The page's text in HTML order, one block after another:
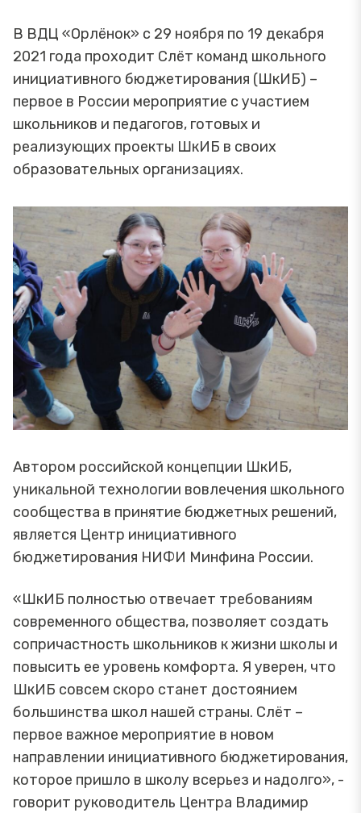
В ВДЦ «Орлёнок» с 29 ноября по 19 декабря
2021 года проходит Слёт команд школьного
инициативного бюджетирования (ШкИБ) –
первое в России мероприятие с участием
школьников и педагогов, готовых и
реализующих проекты ШкИБ в своих
образовательных организациях.
Автором российской концепции ШкИБ,
уникальной технологии вовлечения школьного
сообщества в принятие бюджетных решений,
является Центр инициативного
бюджетирования НИФИ Минфина России.
«ШкИБ полностью отвечает требованиям
современного общества, позволяет создать
сопричастность школьников к жизни школы и
повысить ее уровень комфорта. Я уверен, что
ШкИБ совсем скоро станет достоянием
большинства школ нашей страны. Слёт –
первое важное мероприятие в новом
направлении инициативного бюджетирования,
которое пришло в школу всерьез и надолго», -
говорит руководитель Центра Владимир